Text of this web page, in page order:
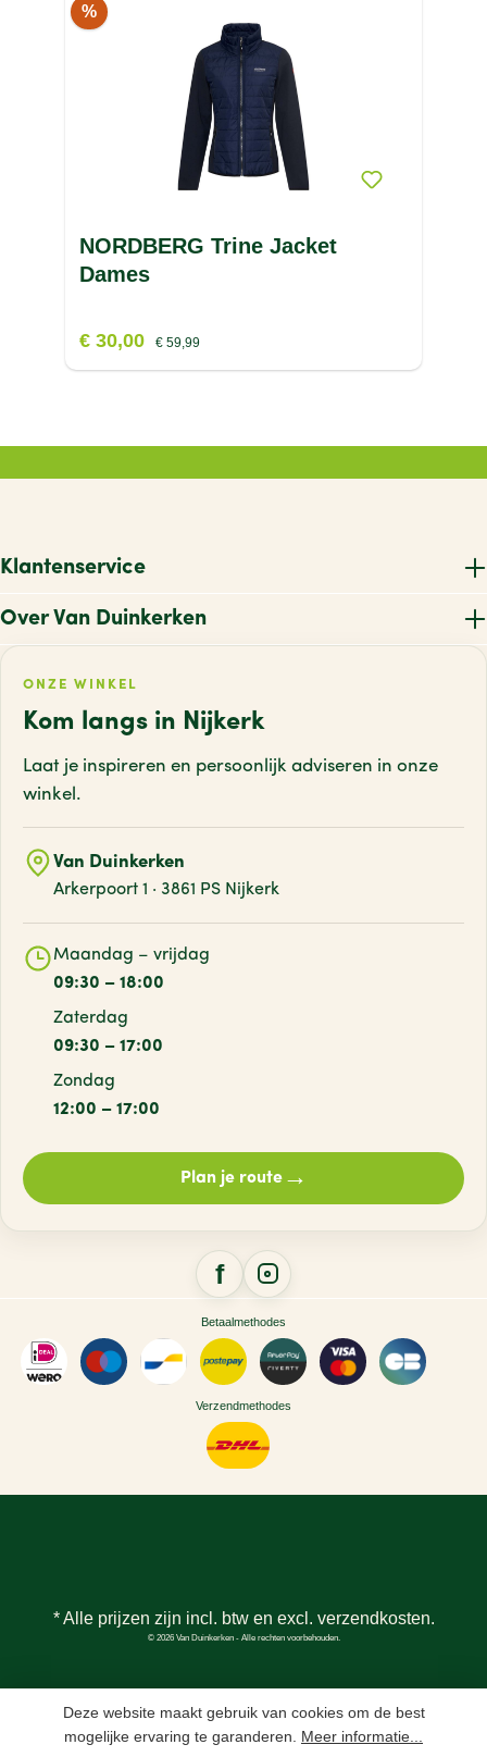
%
NORDBERG Trine Jacket
Dames
€ 30,00 € 59,99
Klantenservice
Over Van Duinkerken
ONZE WINKEL
Kom langs in Nijkerk
Laat je inspireren en persoonlijk adviseren in onze
winkel.
Van Duinkerken
Arkerpoort 1 · 3861 PS Nijkerk
Maandag – vrijdag
09:30 – 18:00
Zaterdag
09:30 – 17:00
Zondag
12:00 – 17:00
Plan je route→
Betaalmethodes
Verzendmethodes
* Alle prijzen zijn incl. btw en excl. verzendkosten.
© 2026 Van Duinkerken - Alle rechten voorbehouden.
Deze website maakt gebruik van cookies om de best
mogelijke ervaring te garanderen. Meer informatie...